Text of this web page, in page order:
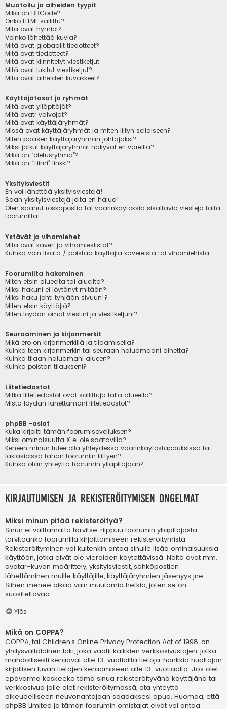
Muotoilu ja aiheiden tyypit
Mikä on BBCode?
Onko HTML sallittu?
Mitä ovat hymiöt?
Voinko lähettää kuvia?
Mitä ovat globaalit tiedotteet?
Mitä ovat tiedotteet?
Mitä ovat kiinnitetyt viestiketjut
Mitä ovat lukitut viestiketjut?
Mitä ovat aiheiden kuvakkeet?
Käyttäjätasot ja ryhmät
Mitä ovat ylläpitäjät?
Mitä ovatr valvojat?
Mitä ovat käyttäjäryhmät?
Missä ovat käyttäjäryhmät ja miten liityn sellaiseen?
Miten pääsen käyttäjäryhmän johtajaksi?
Miksi jotkut käyttäjäryhmät näkyvät eri väreillä?
Mikä on “oletusryhmä”?
Mikä on “Tiimi” linkki?
Yksityisviestit
En voi lähettää yksityisviestejä!
Saan yksityisviestejä joita en halua!
Olen saanut roskapostia tai väärinkäytöksiä sisältäviä viestejä tältä
foorumilta!
Ystävät ja vihamiehet
Mitä ovat kaveri ja vihamieslistat?
Kuinka voin lisätä / poistaa käyttäjiä kavereista tai vihamiehistä
Foorumilta hakeminen
Miten etsin alueelta tai alueilta?
Miksi hakuni ei löytänyt mitään?
Miksi haku johti tyhjään sivuun!?
Miten etsin käyttäjiä?
Miten löydän omat viestini ja viestiketjuni?
Seuraaminen ja kirjanmerkit
Mikä ero on kirjanmerkillä ja tilaamisella?
Kuinka teen kirjanmerkin tai seuraan haluamaani aihetta?
Kuinka tilaan haluamani alueen?
Kuinka poistan tilaukseni?
Liitetiedostot
Mitkä liitetiedostot ovat sallittuja tällä alueella?
Mistä löydän lähettämäni liitetiedostot?
phpBB -asiat
Kuka kirjoitti tämän foorumisovelluksen?
Miksi ominaisuutta X ei ole saatavilla?
Keneen minun tulee olla yhteydessä väärinkäytöstapauksissa tai
lakiasioissa tähän foorumiin liittyen?
Kuinka otan yhteyttä foorumin ylläpitäjään?
Kirjautumisen ja rekisteröitymisen ongelmat
Miksi minun pitää rekisteröityä?
Sinun ei välttämättä tarvitse, riippuu foorumin ylläpitäjästä,
tarvitaanko foorumilla kirjoittamiseen rekisteröitymistä.
Rekisteröityminen voi kuitenkin antaa sinulle lisää ominaisuuksia
käyttöön, jotka eivät ole vieraiden käytettävissä. Näitä ovat mm.
avatar-kuvan määrittely, yksityisviestit, sähköpostien
lähettäminen muille käyttäjille, käyttäjäryhmien jäsenyys jne.
Siihen menee aikaa vain muutamia hetkiä, joten se on
suositeltavaa.
Ylös
Mikä on COPPA?
COPPA, tai Children’s Online Privacy Protection Act of 1998, on
yhdysvaltalainen laki, joka vaatii kaikkien verkkosivustojen, jotka
mahdollisesti keräävät alle 13-vuotiailta tietoja, hankkia huoltajan
kirjallisen luvan tietojen keräämiseen alle 13-vuotiaalta. Jos olet
epävarma koskeeko tämä sinua rekisteröityvänä käyttäjänä tai
verkkosivua jolle olet rekisteröitymässä, ota yhteyttä
oikeudelliseen neuvonantajaan saadaksesi apua. Huomaa, että
phpBB Limited ja tämän foorumin omistajat eivät voi antaa